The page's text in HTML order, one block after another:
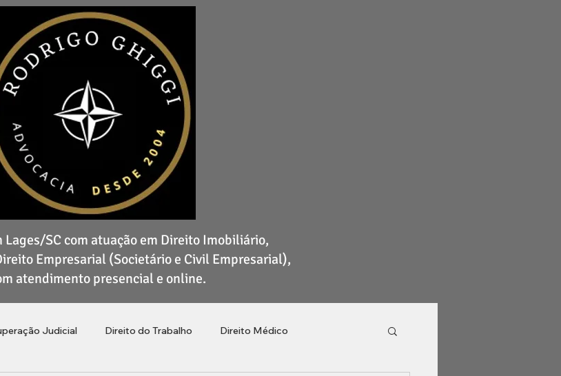
Lages/SC com atuação em Direito Imobiliário,
Empresarial (Societário e Civil Empresarial),
atendimento presencial e online.
Judicial Direito do Trabalho Direito Médico